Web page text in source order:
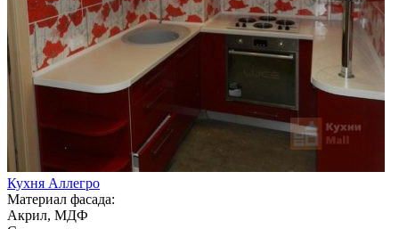
Кухня Аллегро
Материал фасада:
Акрил, МДФ